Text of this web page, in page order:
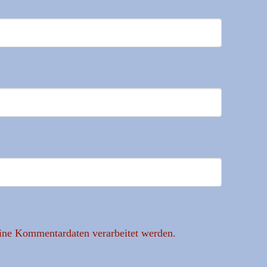
Kommentardaten verarbeitet werden.